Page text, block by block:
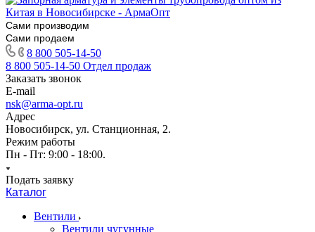
Сами производим
Сами продаем
8 800 505-14-50
8 800 505-14-50 Отдел продаж
Заказать звонок
E-mail
nsk@arma-opt.ru
Адрес
Новосибирск, ул. Станционная, 2.
Режим работы
Пн - Пт: 9:00 - 18:00.
Подать заявку
Каталог
Вентили
Вентили чугунные